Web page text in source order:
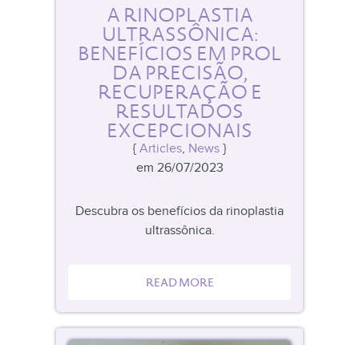
A RINOPLASTIA
ULTRASSÔNICA:
BENEFÍCIOS EM PROL
DA PRECISÃO,
RECUPERAÇÃO E
RESULTADOS
EXCEPCIONAIS
Articles, News
em 26/07/2023
Descubra os benefícios da rinoplastia
ultrassônica.
READ MORE